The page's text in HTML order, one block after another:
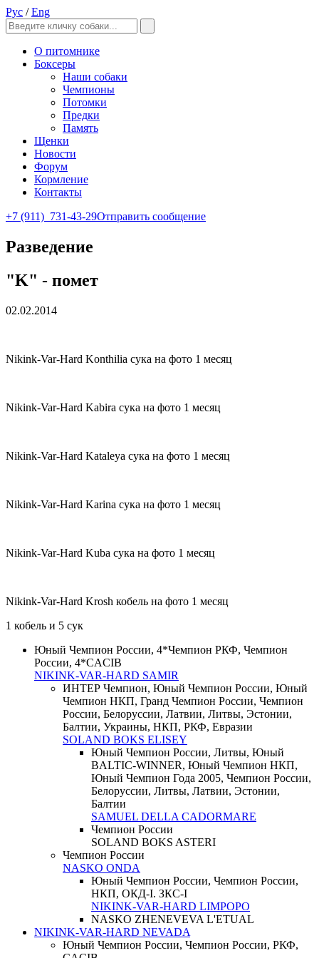
Рус /Eng
О питомнике
Боксеры
Наши собаки
Чемпионы
Потомки
Предки
Память
Щенки
Новости
Форум
Кормление
Контакты
+7 (911) 731-43-29Отправить сообщение
Разведение
"K" - помет
02.02.2014
Nikink-Var-Hard Konthilia сука на фото 1 месяц
Nikink-Var-Hard Kabira сука на фото 1 месяц
Nikink-Var-Hard Kataleya сука на фото 1 месяц
Nikink-Var-Hard Karina сука на фото 1 месяц
Nikink-Var-Hard Kuba сука на фото 1 месяц
Nikink-Var-Hard Krosh кобель на фото 1 месяц
1 кобель и 5 сук
Юный Чемпион России, 4*Чемпион РКФ, Чемпион
России, 4*CACIB
NIKINK-VAR-HARD SAMIR
ИНТЕР Чемпион, Юный Чемпион России, Юный
Чемпион НКП, Гранд Чемпион России, Чемпион
России, Белоруссии, Латвии, Литвы, Эстонии,
Балтии, Украины, НКП, РКФ, Евразии
SOLAND BOKS ELISEY
Юный Чемпион России, Литвы, Юный
BALTIC-WINNER, Юный Чемпион НКП,
Юный Чемпион Года 2005, Чемпион России,
Белоруссии, Литвы, Латвии, Эстонии,
Балтии
SAMUEL DELLA CADORMARE
Чемпион России
SOLAND BOKS ASTERI
Чемпион России
NASKO ONDA
Юный Чемпион России, Чемпион России,
НКП, ОКД-I. ЗКС-I
NIKINK-VAR-HARD LIMPOPO
NASKO ZHENEVEVA L'ETUAL
NIKINK-VAR-HARD NEVADA
Юный Чемпион России, Чемпион России, РКФ,